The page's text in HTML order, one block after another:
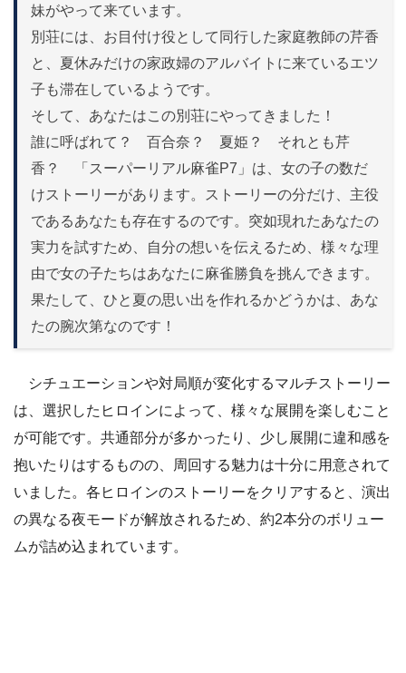
妹がやって来ています。
別荘には、お目付け役として同行した家庭教師の芹香
と、夏休みだけの家政婦のアルバイトに来ているエツ
子も滞在しているようです。
そして、あなたはこの別荘にやってきました！
誰に呼ばれて？ 百合奈？ 夏姫？ それとも芹
香？ 「スーパーリアル麻雀P7」は、女の子の数だ
けストーリーがあります。ストーリーの分だけ、主役
であるあなたも存在するのです。突如現れたあなたの
実力を試すため、自分の想いを伝えるため、様々な理
由で女の子たちはあなたに麻雀勝負を挑んできます。
果たして、ひと夏の思い出を作れるかどうかは、あな
たの腕次第なのです！
シチュエーションや対局順が変化するマルチストーリー
は、選択したヒロインによって、様々な展開を楽しむこと
が可能です。共通部分が多かったり、少し展開に違和感を
抱いたりはするものの、周回する魅力は十分に用意されて
いました。各ヒロインのストーリーをクリアすると、演出
の異なる夜モードが解放されるため、約2本分のボリュー
ムが詰め込まれています。